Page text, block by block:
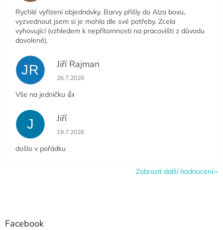
Rychlé vyřízení objednávky. Barvy přišly do Alza boxu,
vyzvednout jsem si je mohla dle své potřeby. Zcela
vyhovující (vzhledem k nepřítomnosti na pracovišti z důvodu
dovolené).
JR Jiří Rajman
Hodnocení obchodu je 5 z 5 hvězdiček.
26.7.2026
Vše na jedničku 👍
J Jiří
Hodnocení obchodu je 5 z 5 hvězdiček.
19.7.2026
došlo v pořádku
Zobrazit další hodnocení
Facebook